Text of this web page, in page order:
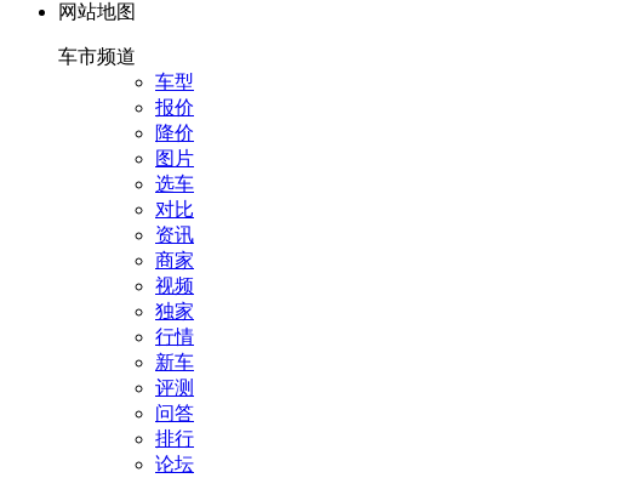
网站地图
车市频道
车型
报价
降价
图片
选车
对比
资讯
商家
视频
独家
行情
新车
评测
问答
排行
论坛